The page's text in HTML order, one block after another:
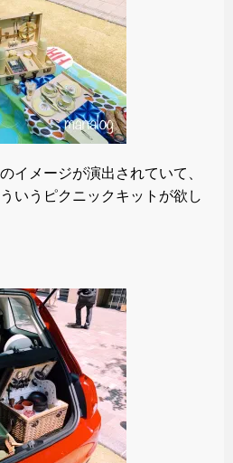
イメージが演出されていて、
いうピクニックキットが欲し